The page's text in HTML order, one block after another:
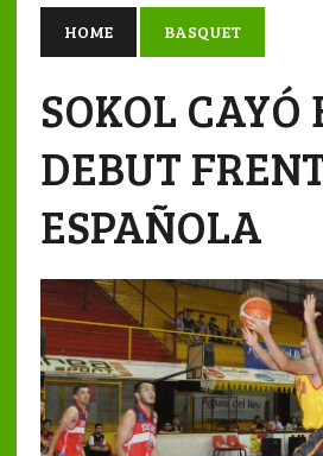
HOME BASQUET
SOKOL CAYÓ
DEBUT
ESPAÑOLA